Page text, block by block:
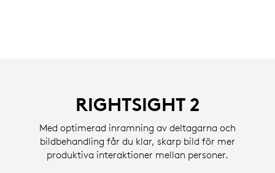
RIGHTSIGHT 2
Med optimerad inramning av deltagarna och
bildbehandling får du klar, skarp bild för mer
produktiva interaktioner mellan personer.